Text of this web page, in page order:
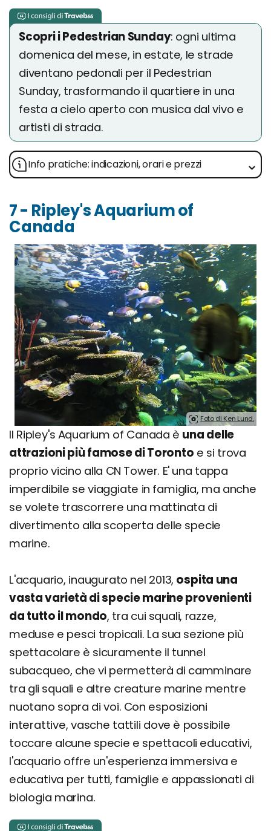
Scopri i Pedestrian Sunday: ogni ultima
domenica del mese, in estate, le strade
diventano pedonali per il Pedestrian
Sunday, trasformando il quartiere in una
festa a cielo aperto con musica dal vivo e
artisti di strada.
Info pratiche: indicazioni, orari e prezzi
7 - Ripley's Aquarium of
Canada
Foto di Ken Lund.
Il Ripley's Aquarium of Canada è una delle
attrazioni più famose di Toronto e si trova
proprio vicino alla CN Tower. E' una tappa
imperdibile se viaggiate in famiglia, ma anche
se volete trascorrere una mattinata di
divertimento alla scoperta delle specie
marine.
L'acquario, inaugurato nel 2013, ospita una
vasta varietà di specie marine provenienti
da tutto il mondo, tra cui squali, razze,
meduse e pesci tropicali. La sua sezione più
spettacolare è sicuramente il tunnel
subacqueo, che vi permetterà di camminare
tra gli squali e altre creature marine mentre
nuotano sopra di voi. Con esposizioni
interattive, vasche tattili dove è possibile
toccare alcune specie e spettacoli educativi,
l'acquario offre un'esperienza immersiva e
educativa per tutti, famiglie e appassionati di
biologia marina.